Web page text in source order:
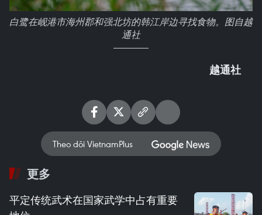
白鹭在岘港市海州郡和强北坊的韩江岸边寻找食物。图自越
通社
越通社
Theo dõi VietnamPlus
更多
平定传统武术在国家武学中占有重要